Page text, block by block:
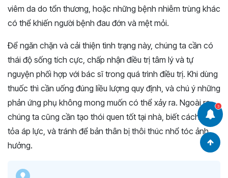
3
viêm da do tổn thương, hoặc những bệnh nhiễm trùng khác
có thể khiến người bệnh đau đớn và mệt mỏi.
Để ngăn chặn và cải thiện tình trạng này, chúng ta cần có
thái độ sống tích cực, chấp nhận điều trị tâm lý và tự
nguyện phối hợp với bác sĩ trong quá trình điều trị. Khi dùng
thuốc thì cần uống đúng liều lượng quy định, và chú ý những
phản ứng phụ không mong muốn có thể xảy ra. Ngoài ra,
chúng ta cũng cần tạo thói quen tốt tại nhà, biết cách giải
tỏa áp lực, và tránh để bản thân bị thôi thúc nhổ tóc ảnh
hưởng.